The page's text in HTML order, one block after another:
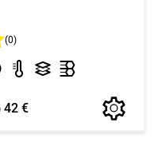
(0)
42 €